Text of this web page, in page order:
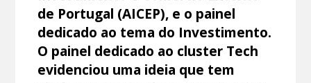
de Portugal (AICEP), e o painel
dedicado ao tema do Investimento.
O painel dedicado ao cluster Tech
evidenciou uma ideia que tem